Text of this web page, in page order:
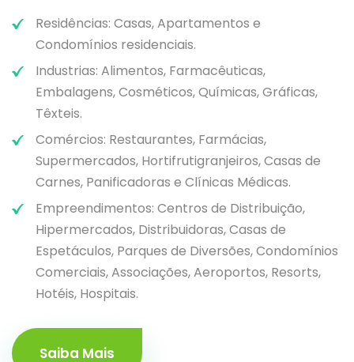
Residências: Casas, Apartamentos e
Condomínios residenciais.
Industrias: Alimentos, Farmacêuticas,
Embalagens, Cosméticos, Químicas, Gráficas,
Têxteis.
Comércios: Restaurantes, Farmácias,
Supermercados, Hortifrutigranjeiros, Casas de
Carnes, Panificadoras e Clínicas Médicas.
Empreendimentos: Centros de Distribuição,
Hipermercados, Distribuidoras, Casas de
Espetáculos, Parques de Diversões, Condomínios
Comerciais, Associações, Aeroportos, Resorts,
Hotéis, Hospitais.
Saiba Mais